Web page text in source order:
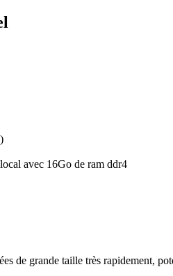
avec 16Go de ram ddr4
de grande taille très rapidement,